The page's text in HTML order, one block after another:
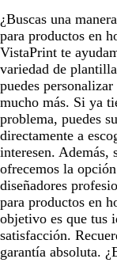
¿Buscas una
para productos en
VistaPrint te
variedad de
puedes
mucho más. Si ya
problema, puedes
directamente a
interesen. Además,
ofrecemos la
diseñadores
para productos en
objetivo es que tus
satisfacción.
garantía absoluta.